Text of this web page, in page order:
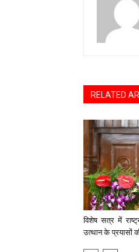
RELATED
विशेष सत्र में
उत्थान के प्रयासों